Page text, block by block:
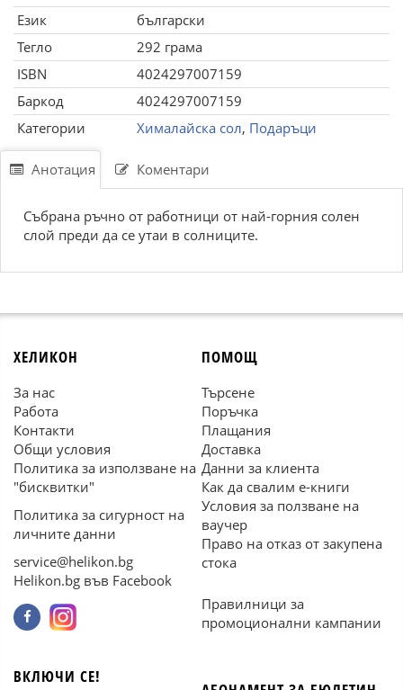
Език
български
Тегло
292 грама
ISBN
4024297007159
Баркод
4024297007159
Категории
Хималайска сол, Подаръци
Анотация Коментари
Събрана ръчно от работници от най-горния солен
слой преди да се утаи в солниците.
ХЕЛИКОН
За нас
Работа
Контакти
Общи условия
Политика за използване на
"бисквитки"
Политика за сигурност на
личните данни
service@helikon.bg
Helikon.bg във Facebook
ПОМОЩ
Търсене
Поръчка
Плащания
Доставка
Данни за клиента
Как да свалим е-книги
Условия за ползване на
ваучер
Право на отказ от закупена
стока
Правилници за
промоционални кампании
ВКЛЮЧИ СЕ!